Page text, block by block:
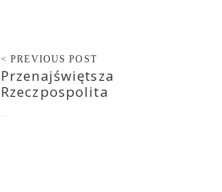
< PREVIOUS POST
Przenajświętsza
Rzeczpospolita